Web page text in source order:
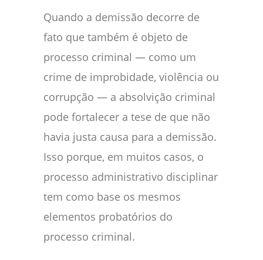
Quando a demissão decorre de
fato que também é objeto de
processo criminal — como um
crime de improbidade, violência ou
corrupção — a absolvição criminal
pode fortalecer a tese de que não
havia justa causa para a demissão.
Isso porque, em muitos casos, o
processo administrativo disciplinar
tem como base os mesmos
elementos probatórios do
processo criminal.